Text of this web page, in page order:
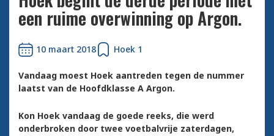
een ruime overwinning op Argon.
10 maart 2018 Hoek 1
Vandaag moest Hoek aantreden tegen de nummer
laatst van de Hoofdklasse A Argon.
Kon Hoek vandaag de goede reeks, die werd
onderbroken door twee voetbalvrije zaterdagen,